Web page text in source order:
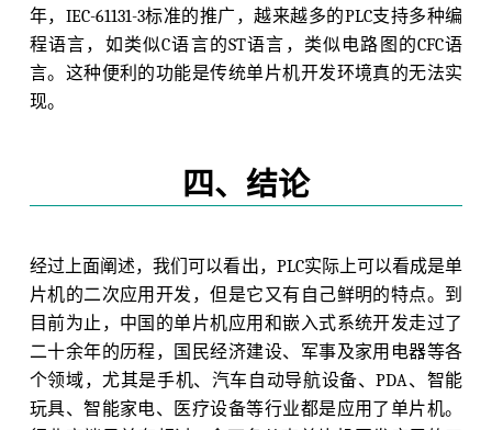
年，IEC-61131-3标准的推广，越来越多的PLC支持多种编
程语言，如类似C语言的ST语言，类似电路图的CFC语
言。这种便利的功能是传统单片机开发环境真的无法实
现。
四、结论
经过上面阐述，我们可以看出，PLC实际上可以看成是单
片机的二次应用开发，但是它又有自己鲜明的特点。到
目前为止，中国的单片机应用和嵌入式系统开发走过了
二十余年的历程，国民经济建设、军事及家用电器等各
个领域，尤其是手机、汽车自动导航设备、PDA、智能
玩具、智能家电、医疗设备等行业都是应用了单片机。